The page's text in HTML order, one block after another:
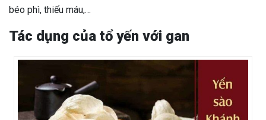
béo phì, thiếu máu,…
Tác dụng của tổ yến với gan